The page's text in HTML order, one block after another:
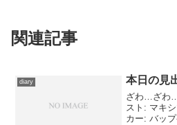
関連記事
diary 本日の見
ざわ…ざわ
スト: マキ
カー: バッ